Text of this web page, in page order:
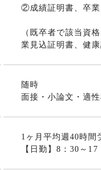
②成績証明書、卒
（既卒者で該当資
業見込証明書、健
随時
面接・小論文・適
1ヶ月平均週40時間
【日勤】8：30～17